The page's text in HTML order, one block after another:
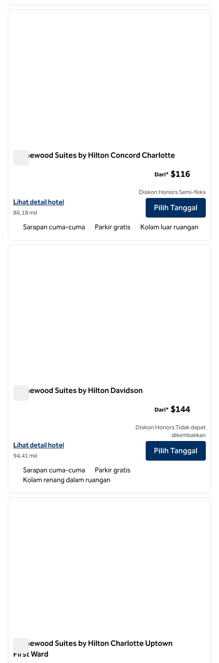
1 dari 12
Homewood Suites by Hilton Concord Charlotte
Lihat detail hotel untuk Homewood Suites by Hilton Concord
Lihat detail hotel
86,18 mil
Dari* $116
Diskon Honors Semi-fleks
Pilih Tanggal
Sarapan cuma-cuma Parkir gratis Kolam luar ruangan
1 dari 12
Homewood Suites by Hilton Davidson
Lihat detail hotel untuk Homewood Suites by Hilton Davidson
Lihat detail hotel
94,41 mil
Dari* $144
Diskon Honors Tidak dapat
dikembalikan
Pilih Tanggal
Sarapan cuma-cuma
Parkir gratis
Kolam renang dalam ruangan
1 dari 12
Homewood Suites by Hilton Charlotte Uptown
First Ward